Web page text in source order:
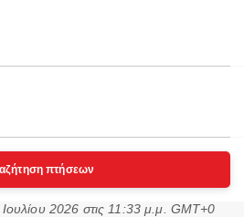
πτήσεων
Ιουλίου 2026 στις 11:33 μ.μ. GMT+0